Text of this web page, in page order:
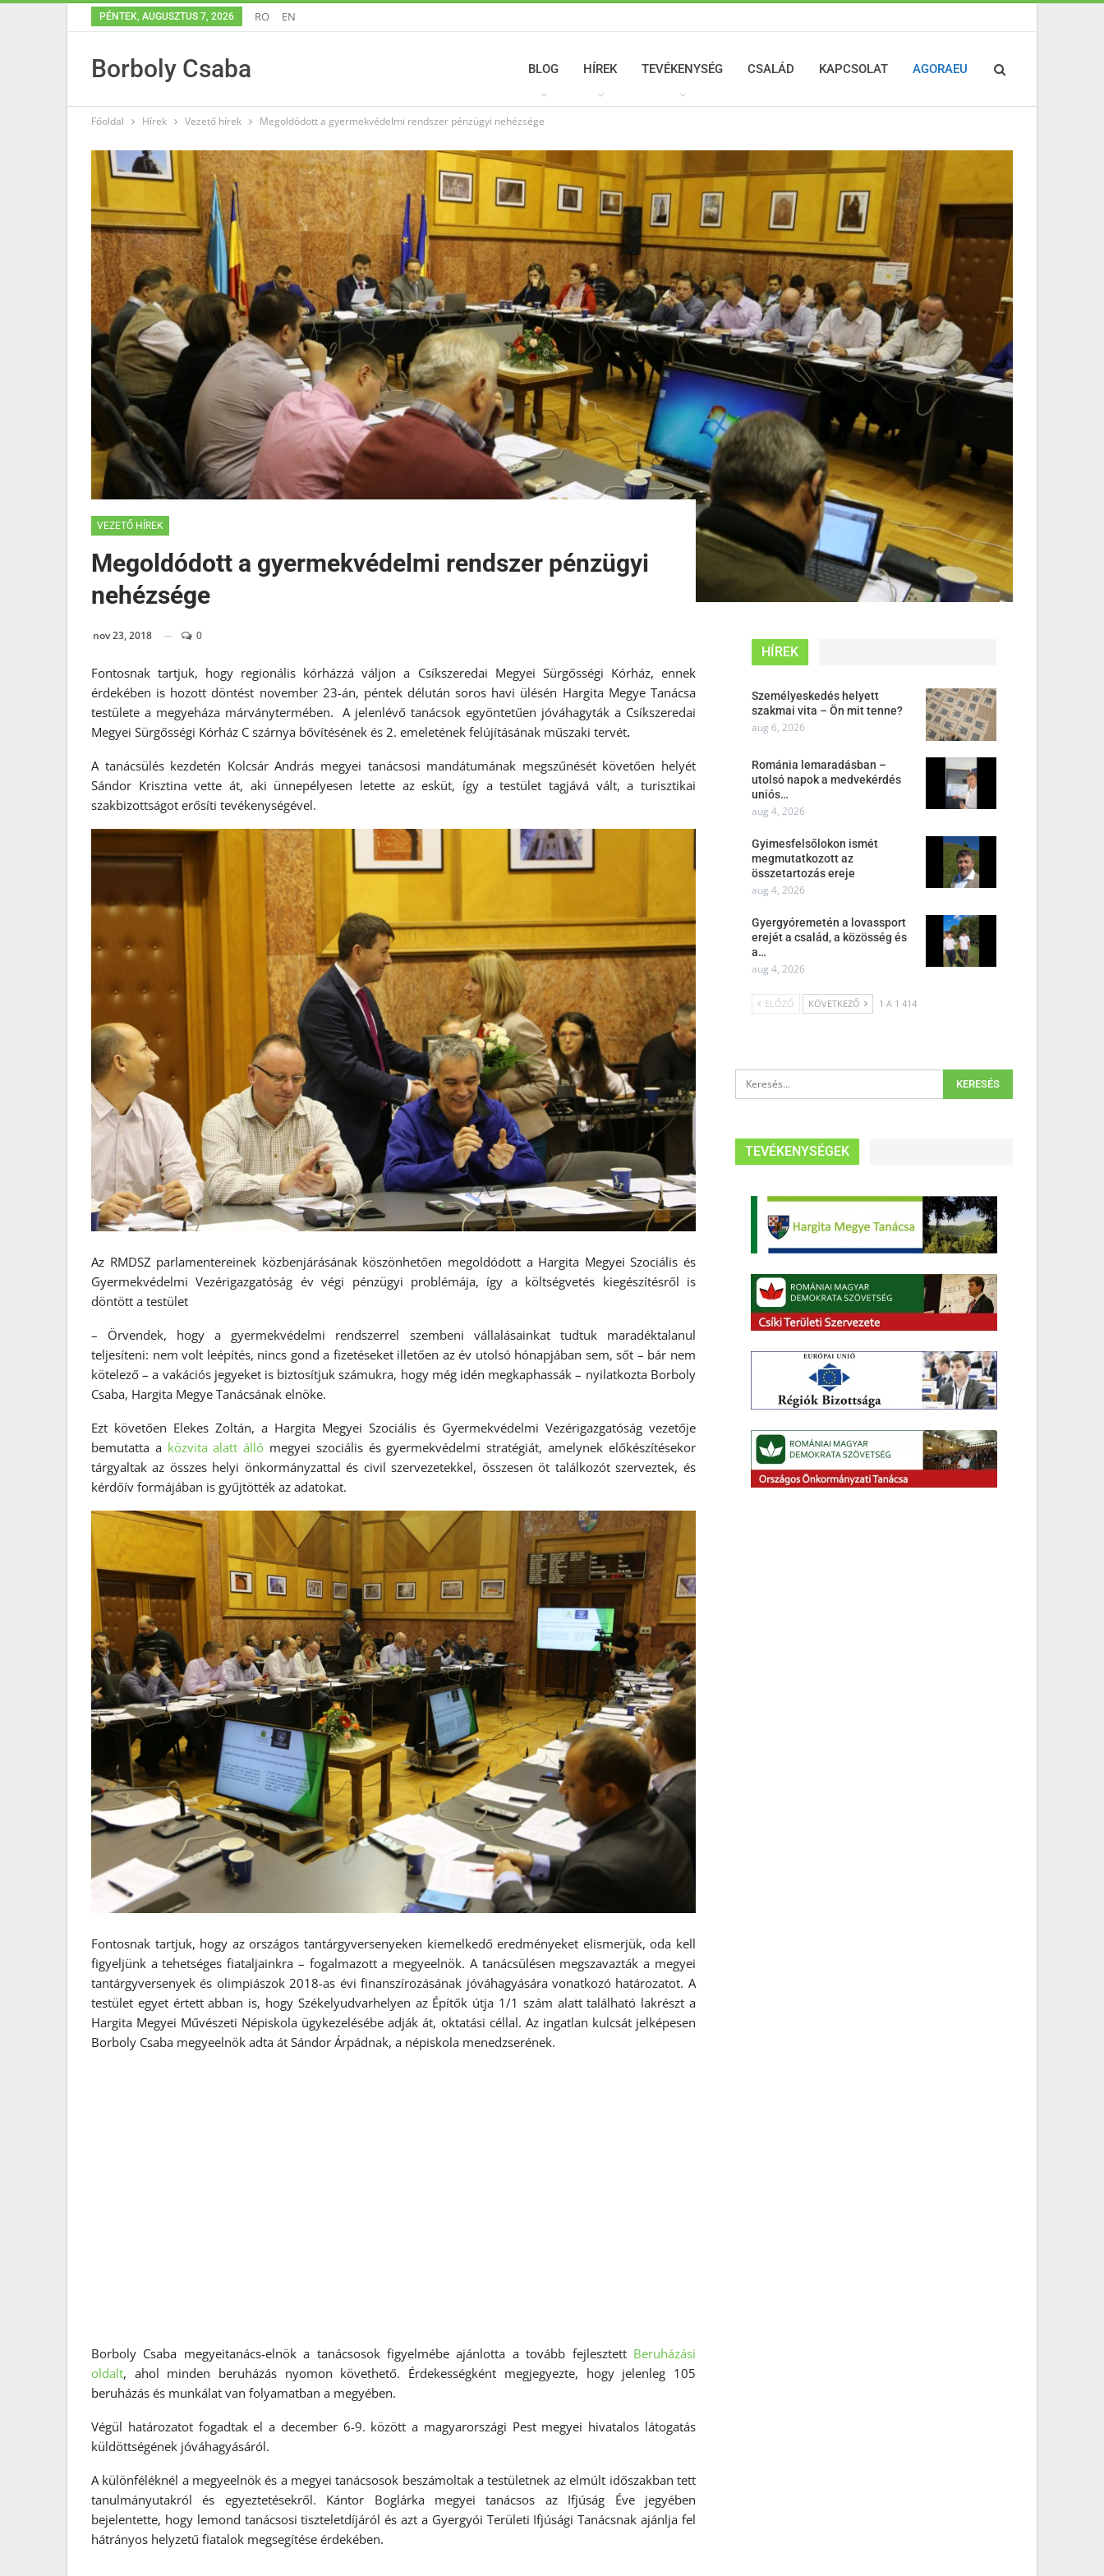
PÉNTEK, AUGUSZTUS 7, 2026 RO EN
Borboly Csaba BLOG HÍREK TEVÉKENYSÉG CSALÁD KAPCSOLAT AGORAEU
Főoldal Hírek Vezető hírek Megoldódott a gyermekvédelmi rendszer pénzügyi nehézsége
VEZETŐ HÍREK
Megoldódott a gyermekvédelmi rendszer pénzügyi
nehézsége
nov 23, 2018 0
Fontosnak tartjuk, hogy regionális kórházzá váljon a Csíkszeredai Megyei Sürgősségi Kórház, ennek
érdekében is hozott döntést november 23-án, péntek délután soros havi ülésén Hargita Megye Tanácsa
testülete a megyeháza márványtermében. A jelenlévő tanácsok egyöntetűen jóváhagyták a Csíkszeredai
Megyei Sürgősségi Kórház C szárnya bővítésének és 2. emeletének felújításának műszaki tervét.
A tanácsülés kezdetén Kolcsár András megyei tanácsosi mandátumának megszűnését követően helyét
Sándor Krisztina vette át, aki ünnepélyesen letette az esküt, így a testület tagjává vált, a turisztikai
szakbizottságot erősíti tevékenységével.
Az RMDSZ parlamentereinek közbenjárásának köszönhetően megoldódott a Hargita Megyei Szociális és
Gyermekvédelmi Vezérigazgatóság év végi pénzügyi problémája, így a költségvetés kiegészítésről is
döntött a testület
– Örvendek, hogy a gyermekvédelmi rendszerrel szembeni vállalásainkat tudtuk maradéktalanul
teljesíteni: nem volt leépítés, nincs gond a fizetéseket illetően az év utolsó hónapjában sem, sőt – bár nem
kötelező – a vakációs jegyeket is biztosítjuk számukra, hogy még idén megkaphassák – nyilatkozta Borboly
Csaba, Hargita Megye Tanácsának elnöke.
Ezt követően Elekes Zoltán, a Hargita Megyei Szociális és Gyermekvédelmi Vezérigazgatóság vezetője
bemutatta a közvita alatt álló megyei szociális és gyermekvédelmi stratégiát, amelynek előkészítésekor
tárgyaltak az összes helyi önkormányzattal és civil szervezetekkel, összesen öt találkozót szerveztek, és
kérdőív formájában is gyűjtötték az adatokat.
Fontosnak tartjuk, hogy az országos tantárgyversenyeken kiemelkedő eredményeket elismerjük, oda kell
figyeljünk a tehetséges fiataljainkra – fogalmazott a megyeelnök. A tanácsülésen megszavazták a megyei
tantárgyversenyek és olimpiászok 2018-as évi finanszírozásának jóváhagyására vonatkozó határozatot. A
testület egyet értett abban is, hogy Székelyudvarhelyen az Építők útja 1/1 szám alatt található lakrészt a
Hargita Megyei Művészeti Népiskola ügykezelésébe adják át, oktatási céllal. Az ingatlan kulcsát jelképesen
Borboly Csaba megyeelnök adta át Sándor Árpádnak, a népiskola menedzserének.
Borboly Csaba megyeitanács-elnök a tanácsosok figyelmébe ajánlotta a tovább fejlesztett Beruházási
oldalt, ahol minden beruházás nyomon követhető. Érdekességként megjegyezte, hogy jelenleg 105
beruházás és munkálat van folyamatban a megyében.
Végül határozatot fogadtak el a december 6-9. között a magyarországi Pest megyei hivatalos látogatás
küldöttségének jóváhagyásáról.
A különféléknél a megyeelnök és a megyei tanácsosok beszámoltak a testületnek az elmúlt időszakban tett
tanulmányutakról és egyeztetésekről. Kántor Boglárka megyei tanácsos az Ifjúság Éve jegyében
bejelentette, hogy lemond tanácsosi tiszteletdíjáról és azt a Gyergyói Területi Ifjúsági Tanácsnak ajánlja fel
hátrányos helyzetű fiatalok megsegítése érdekében.
HÍREK
Személyeskedés helyett
szakmai vita – Ön mit tenne?
aug 6, 2026
Románia lemaradásban –
utolsó napok a medvekérdés
uniós…
aug 4, 2026
Gyimesfelsőlokon ismét
megmutatkozott az
összetartozás ereje
aug 4, 2026
Gyergyóremetén a lovassport
erejét a család, a közösség és
a…
aug 4, 2026
ELŐZŐ KÖVETKEZŐ 1 A 1 414
TEVÉKENYSÉGEK